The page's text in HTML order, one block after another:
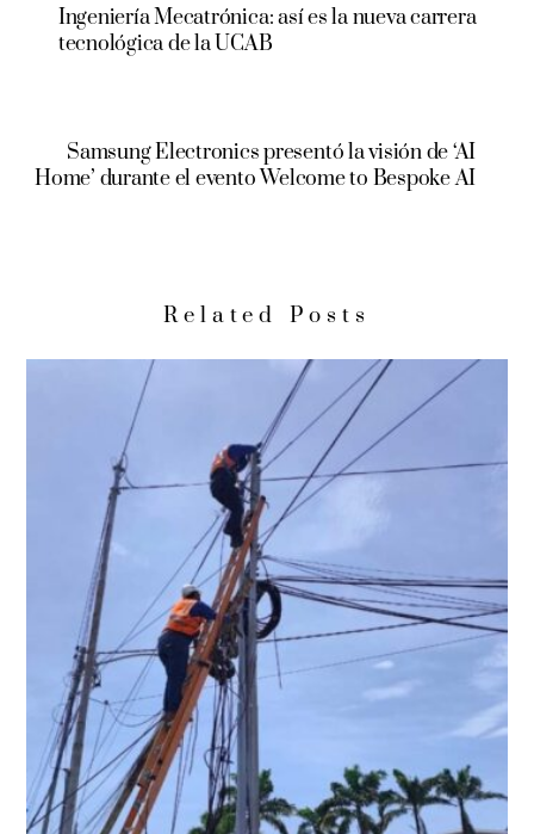
Ingeniería Mecatrónica: así es la nueva carrera
tecnológica de la UCAB
Samsung Electronics presentó la visión de ‘AI
Home’ durante el evento Welcome to Bespoke AI
Related Posts